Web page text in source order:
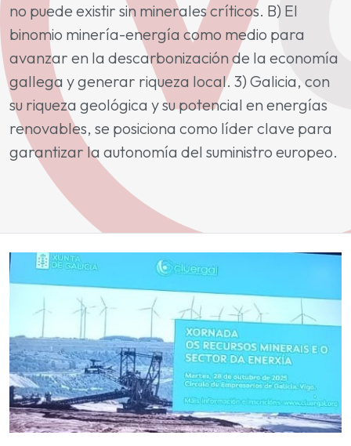
no puede existir sin minerales críticos. B) El
binomio minería-energía como medio para
avanzar en la descarbonización de la economía
gallega y generar riqueza local. 3) Galicia, con
su riqueza geológica y su potencial en energías
renovables, se posiciona como líder clave para
garantizar la autonomía del suministro europeo.